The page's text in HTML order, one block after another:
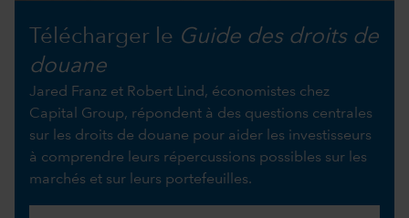
Télécharger le Guide des droits de
douane
Jared Franz et Robert Lind, économistes chez
Capital Group, répondent à des questions centrales
sur les droits de douane pour aider les investisseurs
à comprendre leurs répercussions possibles sur les
marchés et sur leurs portefeuilles.